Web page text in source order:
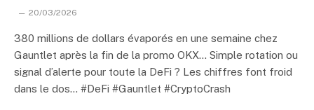
20/03/2026
380 millions de dollars évaporés en une semaine chez
Gauntlet après la fin de la promo OKX… Simple rotation ou
signal d’alerte pour toute la DeFi ? Les chiffres font froid
dans le dos… #DeFi #Gauntlet #CryptoCrash